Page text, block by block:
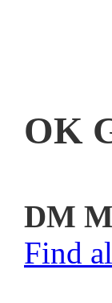
OK
DM
Find